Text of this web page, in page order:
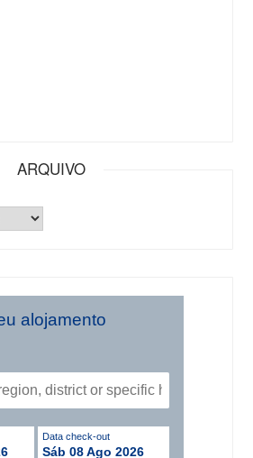
ARQUIVO
alojamento
Data check-out
Sáb 08 Ago 2026